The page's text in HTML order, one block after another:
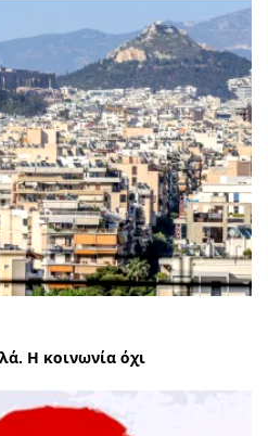
Η κοινωνία όχι